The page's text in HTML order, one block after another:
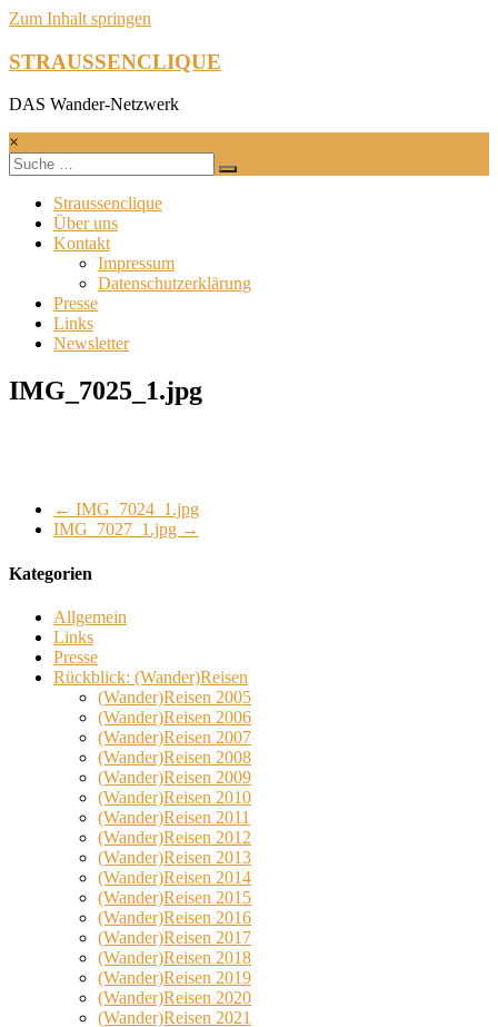
Zum Inhalt springen
STRAUSSENCLIQUE
DAS Wander-Netzwerk
×
Straussenclique
Über uns
Kontakt
Impressum
Datenschutzerklärung
Presse
Links
Newsletter
IMG_7025_1.jpg
← IMG_7024_1.jpg
IMG_7027_1.jpg →
Kategorien
Allgemein
Links
Presse
Rückblick: (Wander)Reisen
(Wander)Reisen 2005
(Wander)Reisen 2006
(Wander)Reisen 2007
(Wander)Reisen 2008
(Wander)Reisen 2009
(Wander)Reisen 2010
(Wander)Reisen 2011
(Wander)Reisen 2012
(Wander)Reisen 2013
(Wander)Reisen 2014
(Wander)Reisen 2015
(Wander)Reisen 2016
(Wander)Reisen 2017
(Wander)Reisen 2018
(Wander)Reisen 2019
(Wander)Reisen 2020
(Wander)Reisen 2021